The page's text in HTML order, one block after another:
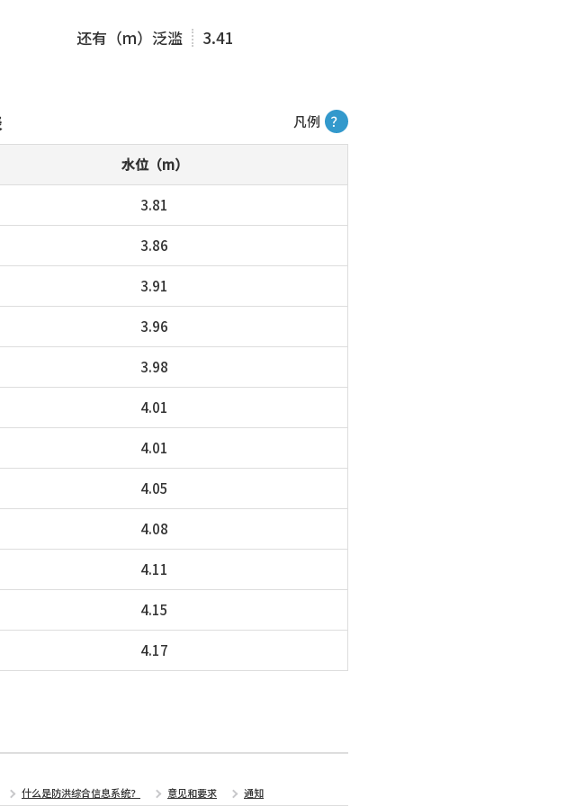
还有（m）泛滥 3.41
凡例 ？
水位（m）
3.81
3.86
3.91
3.96
3.98
4.01
4.01
4.05
4.08
4.11
4.15
4.17
什么是防洪综合信息系统？ 意见和要求 通知